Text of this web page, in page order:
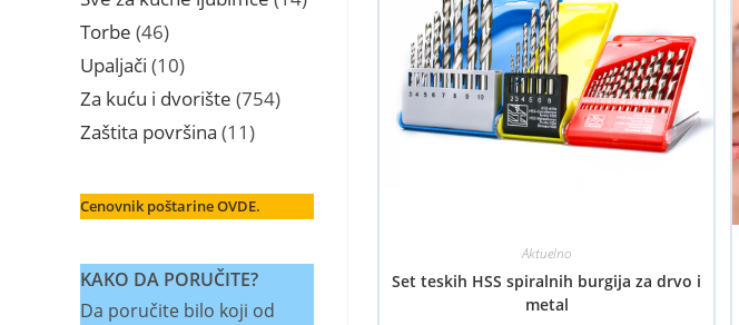
Aktuelno
Set teskih HSS spiralnih burgija za drvo i
metal
Torbe 4646
proizvoda
Upaljači 1010
proizvoda
Za kuću i dvorište 754754
Zaštita površina 11 11
Cenovnik poštarine OVDE.
KAKO DA PORUČITE?
Da poručite bilo koji od